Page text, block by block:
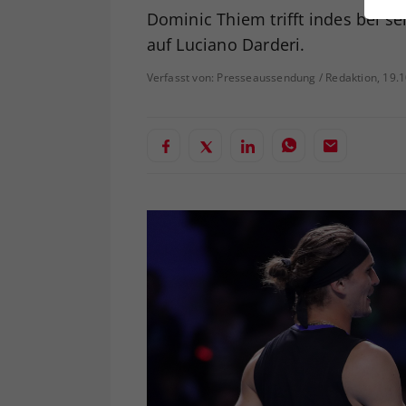
Dominic Thiem trifft indes bei
auf Luciano Darderi.
Verfasst von: Presseaussendung / Redaktion,